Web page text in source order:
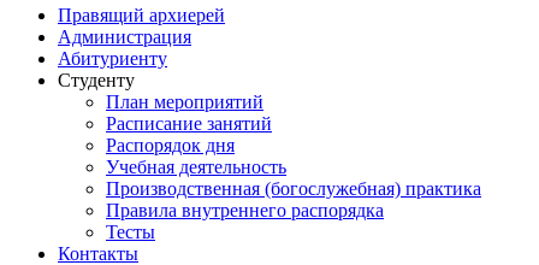
Правящий архиерей
Администрация
Абитуриенту
Студенту
План мероприятий
Расписание занятий
Распорядок дня
Учебная деятельность
Производственная (богослужебная) практика
Правила внутреннего распорядка
Тесты
Контакты